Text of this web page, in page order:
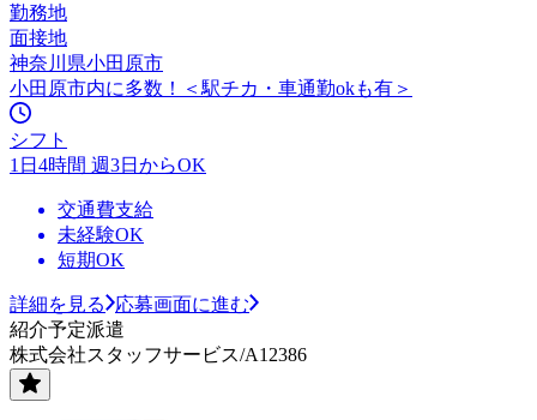
勤務地
面接地
神奈川県小田原市
小田原市内に多数！＜駅チカ・車通勤okも有＞
シフト
1日4時間 週3日からOK
交通費支給
未経験OK
短期OK
詳細を見る
応募画面に進む
紹介予定派遣
株式会社スタッフサービス/A12386